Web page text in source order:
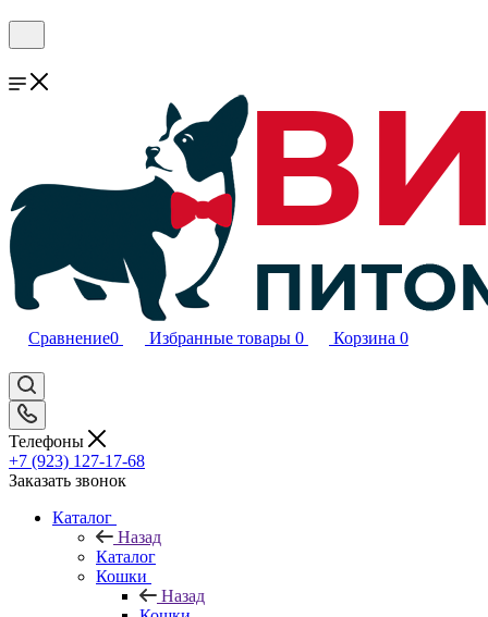
Сравнение0 Избранные товары 0 Корзина 0
Телефоны
+7 (923) 127-17-68
Заказать звонок
Каталог
Назад
Каталог
Кошки
Назад